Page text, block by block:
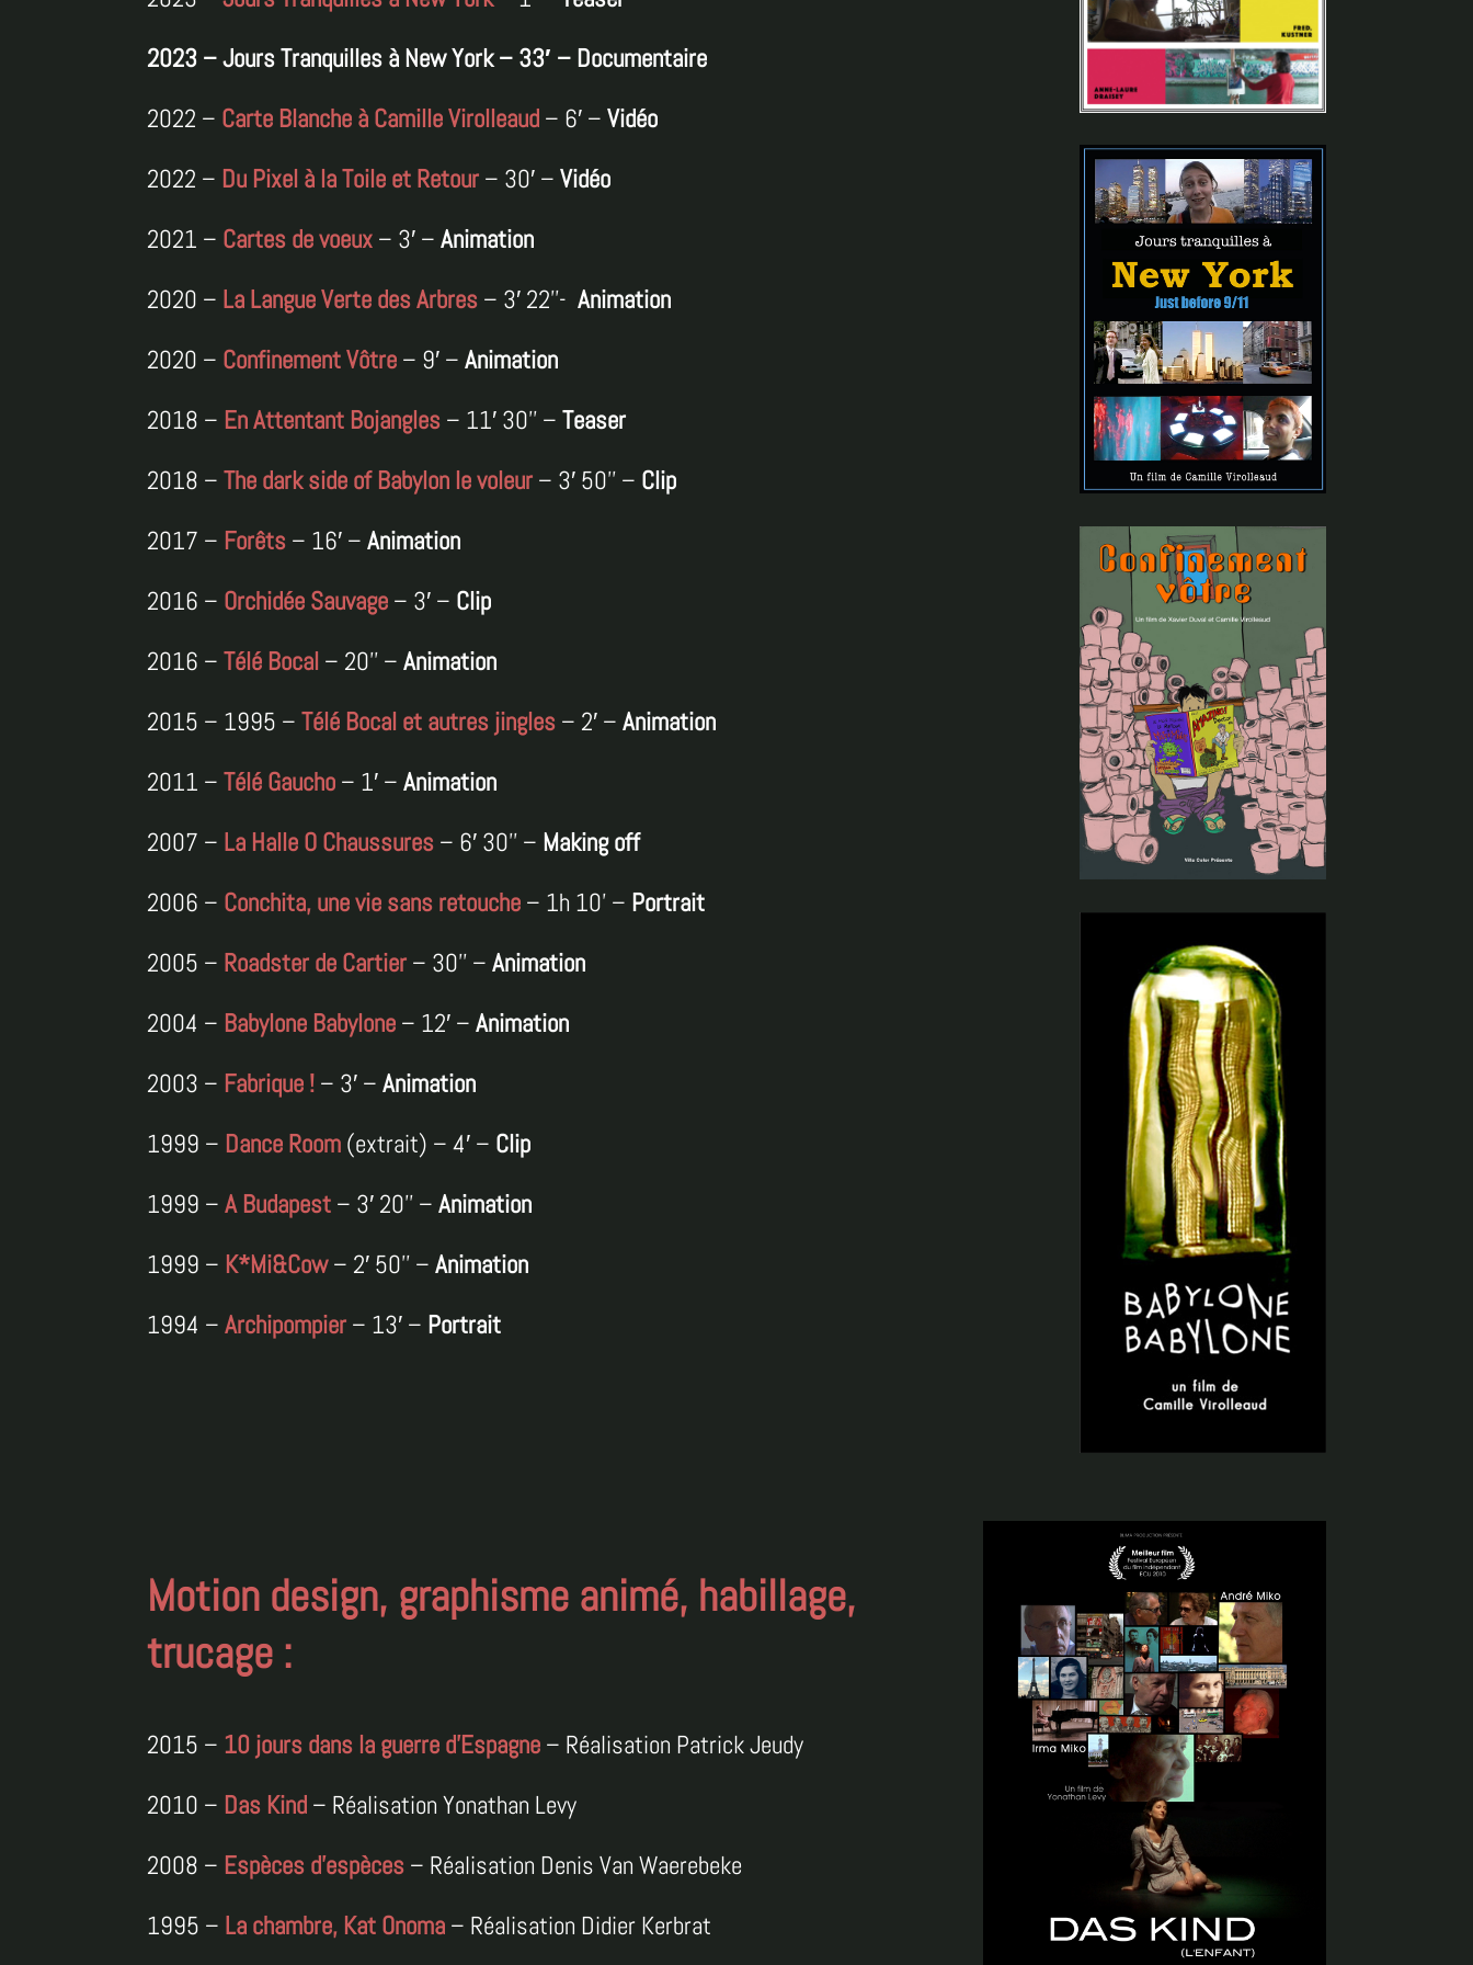
2023 – Jours Tranquilles à New York – 33′ – Documentaire
2022 – Carte Blanche à Camille Virolleaud – 6′ –Vidéo
2022 – Du Pixel à la Toile et Retour – 30′ –Vidéo
2021 – Cartes de voeux – 3′ –Animation
2020 – La Langue Verte des Arbres – 3′ 22’’-Animation
2020 – Confinement Vôtre – 9′ –Animation
2018 – En Attentant Bojangles – 11′ 30’’ –Teaser
2018 –The dark side of Babylon le voleur – 3′ 50’’ – Clip
2017 – Forêts – 16′ –Animation
2016 – Orchidée Sauvage – 3′ – Clip
2016 –Télé Bocal – 20’’ –Animation
2015 – 1995 –Télé Bocal et autres jingles – 2′ –Animation
2011 –Télé Gaucho – 1′ –Animation
2007 – La Halle O Chaussures – 6′ 30’’ – Making off
2006 – Conchita, une vie sans retouche – 1h 10’ – Portrait
2005 – Roadster de Cartier – 30’’ –Animation
2004 – Babylone Babylone – 12′ –Animation
2003 – Fabrique ! – 3′ –Animation
1999 – Dance Room (extrait) – 4′ – Clip
1999 –A Budapest – 3′ 20’’ –Animation
1999 – K*Mi&Cow– 2′ 50’’ –Animation
1994 –Archipompier – 13′ – Portrait
Motion design, graphisme animé, habillage,
trucage :
2015 – 10 jours dans la guerre d’Espagne – Réalisation Patrick Jeudy
2010 – Das Kind – Réalisation Yonathan Levy
2008 – Espèces d’espèces – Réalisation Denis Van Waerebeke
1995 – La chambre, Kat Onoma – Réalisation Didier Kerbrat